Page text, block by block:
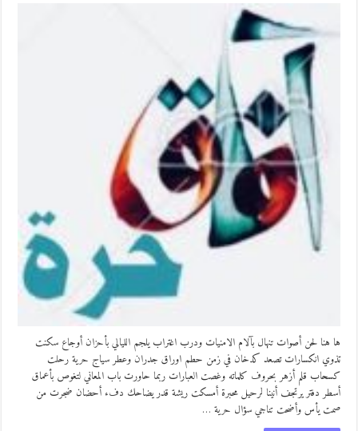
ها هنا لحن أصوات تنهال بآلام الامنيات ودرب اغتراب يلجم الليالي بأحزان أوجاع سكنت
تذوي انكسارات تصعد كدخان في زمن حطم اوراق جدران وعطر سياج حرية رحلت
كسحاب قلم أزهر بحروف كلماته وغصت العبارات ربما حاورت باب المعاني لتغوص بأعماق
أسطر دفتر يرتجف أنينا لرحيل محبرة أمسكت ريشة قدر يضاحك دفء أحضان ضجرت من
صمت يأس وأضحت تناجي سؤال حرية …